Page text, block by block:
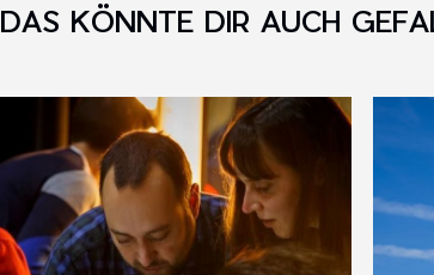
DAS KÖNNTE DIR AUCH